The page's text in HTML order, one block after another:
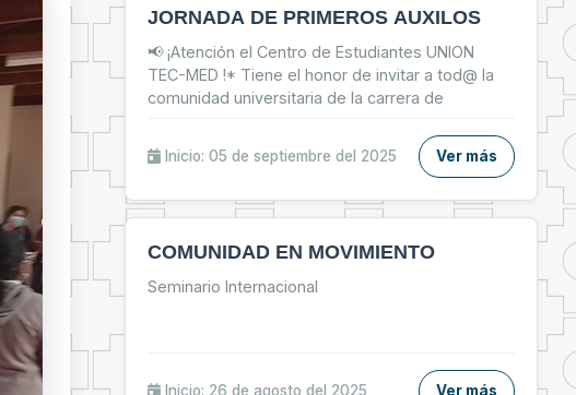
JORNADA DE PRIMEROS AUXILOS
📢 ¡Atención el Centro de Estudiantes UNION
TEC-MED !* Tiene el honor de invitar a tod@ la
comunidad universitaria de la carrera de
Inicio: 05 de septiembre del 2025 Ver más
COMUNIDAD EN MOVIMIENTO
Seminario Internacional
Inicio: 26 de agosto del 2025 Ver más